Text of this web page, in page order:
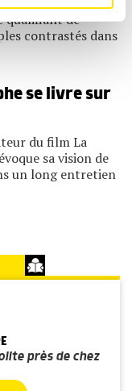
Nous
sociaux, de
celles-ci
avez fournies
de leurs
qualifiant de
contrastés dans
se livre sur
du film La
sa vision de
un long entretien
près de chez